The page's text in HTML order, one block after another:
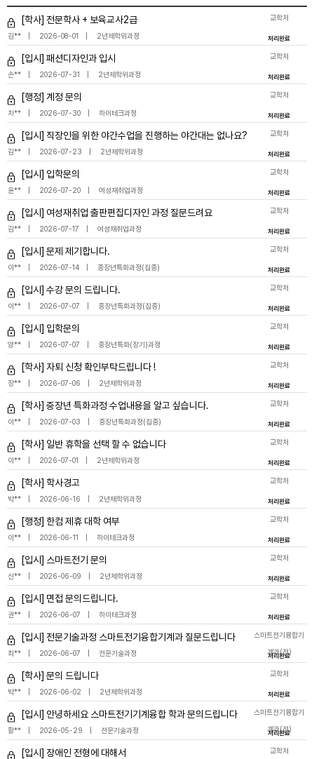
[학사] 전문학사 + 보육교사2급
김** 2026-08-01 2년제학위과정
교학처
처리완료
[입시] 패션디자인과 입시
손** 2026-07-31 2년제학위과정
교학처
처리완료
[행정] 계정 문의
차** 2026-07-30 하이테크과정
교학처
처리완료
[입시] 직장인을 위한 야간수업을 진행하는 야간대는 없나요?
김** 2026-07-23 2년제학위과정
교학처
처리완료
[입시] 입학문의
윤** 2026-07-20 여성재취업과정
교학처
처리완료
[입시] 여성재취업 출판편집디자인 과정 질문드려요
김** 2026-07-17 여성재취업과정
교학처
처리완료
[입시] 문제 제기합니다.
이** 2026-07-14 중장년특화과정(집중)
교학처
처리완료
[입시] 수강 문의 드립니다.
이** 2026-07-07 중장년특화과정(집중)
교학처
처리완료
[입시] 입학문의
양** 2026-07-07 중장년특화(장기)과정
교학처
처리완료
[학사] 자퇴 신청 확인부탁드립니다 !
장** 2026-07-06 2년제학위과정
교학처
처리완료
[학사] 중장년 특화과정 수업내용을 알고 싶습니다.
이** 2026-07-03 중장년특화과정(집중)
교학처
처리완료
[학사] 일반 휴학을 선택 할 수 없습니다
이** 2026-07-01 2년제학위과정
교학처
처리완료
[학사] 학사경고
박** 2026-06-16 2년제학위과정
교학처
처리완료
[행정] 한컴 제휴 대학 여부
이** 2026-06-11 하이테크과정
교학처
처리완료
[입시] 스마트전기 문의
신** 2026-06-09 2년제학위과정
교학처
처리완료
[입시] 면접 문의드립니다.
권** 2026-06-07 하이테크과정
교학처
처리완료
[입시] 전문기술과정 스마트전기융합기계과 질문드립니다
최** 2026-06-07 전문기술과정
스마트전기융합기
계과(전)
처리완료
[학사] 문의 드립니다
박** 2026-06-02 2년제학위과정
교학처
처리완료
[입시] 안녕하세요 스마트전기기계융합 학과 문의드립니다
황** 2026-05-29 전문기술과정
스마트전기융합기
계과(전)
처리완료
[입시] 장애인 전형에 대해서 교학처